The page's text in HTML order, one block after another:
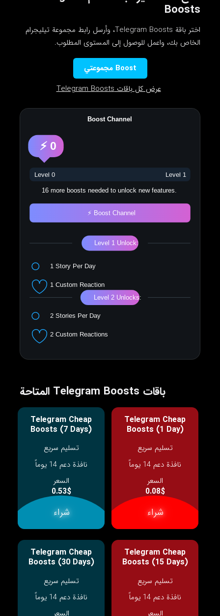
Boosts
اختر باقة Telegram Boosts، وأرسل رابط مجموعة تيليجرام
الخاص بك، واعمل للوصول إلى المستوى المطلوب.
Boost مجموعتي
عرض كل باقات Telegram Boosts
باقات Telegram Boosts المتاحة
Telegram Cheap
Boosts (1 Day)
تسليم سريع
نافذة دعم 14 يوماً
السعر
0.08$
شراء
Telegram Cheap
Boosts (7 Days)
تسليم سريع
نافذة دعم 14 يوماً
السعر
0.53$
شراء
Telegram Cheap
Boosts (15 Days)
تسليم سريع
نافذة دعم 14 يوماً
السعر
Telegram Cheap
Boosts (30 Days)
تسليم سريع
نافذة دعم 14 يوماً
السعر